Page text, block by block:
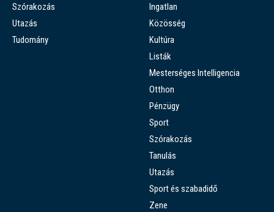
Szórakozás
Utazás
Tudomány
Ingatlan
Közösség
Kultúra
Listák
Mesterséges Intelligencia
Otthon
Pénzügy
Sport
Szórakozás
Tanulás
Utazás
Sport és szabadidő
Zene